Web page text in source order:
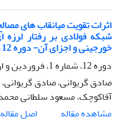
اثرات تقویت میانقاب های
شبکه فولادی بر رفتار
خورجینی و اجزای آن- دوره 12 شماره 1
دوره 12، شماره 1، فروردین و اردیبهشت 1391، صفحه
صادق گریوانی، صادق
آقاکوچک، مسعود سلطانی
مشاهده مقاله
اصل مقاله